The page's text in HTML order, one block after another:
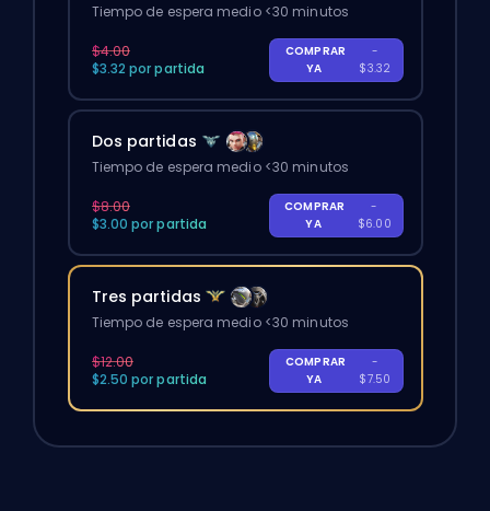
Tiempo de espera medio <30 minutos
$4.00
$3.32 por partida
COMPRAR
YA
-
$3.32
Dos partidas
Tiempo de espera medio <30 minutos
$8.00
$3.00 por partida
COMPRAR
YA
-
$6.00
Tres partidas
Tiempo de espera medio <30 minutos
$12.00
$2.50 por partida
COMPRAR
YA
-
$7.50